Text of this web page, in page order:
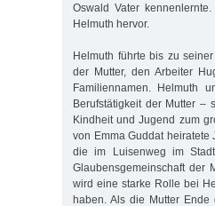
Oswald Vater
Helmuth hervor.
Helmuth führte bis zu
der Mutter, den Arbeiter
Familiennamen. Helmuth
Berufstätigkeit der Mutter –
Kindheit und Jugend zum
von Emma Guddat heiratete
die im Luisenweg im
Glaubensgemeinschaft der
wird eine starke Rolle bei
haben. Als die Mutter